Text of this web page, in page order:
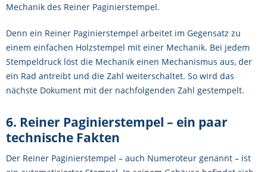
Mechanik des Reiner Paginierstempel.
Denn ein Reiner Paginierstempel arbeitet im Gegensatz zu
einem einfachen Holzstempel mit einer Mechanik. Bei jedem
Stempeldruck löst die Mechanik einen Mechanismus aus, der
ein Rad antreibt und die Zahl weiterschaltet. So wird das
nächste Dokument mit der nachfolgenden Zahl gestempelt.
6. Reiner Paginierstempel – ein paar
technische Fakten
Der Reiner Paginierstempel – auch Numeroteur genannt – ist